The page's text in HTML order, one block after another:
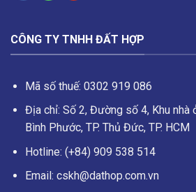
CÔNG TY TNHH ĐẤT HỢP
Mã số thuế: 0302 919 086
Địa chỉ: Số 2, Đường số 4, Khu nhà
Bình Phước, TP. Thủ Đức, TP. HCM
Hotline: (+84) 909 538 514
Email: cskh@dathop.com.vn